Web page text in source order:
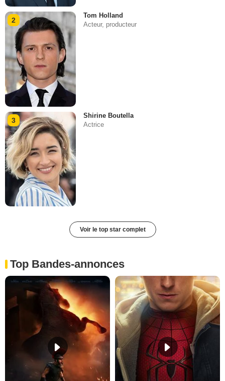
2
Tom Holland
Acteur, producteur
3
Shirine Boutella
Actrice
Voir le top star complet
Top Bandes-annonces